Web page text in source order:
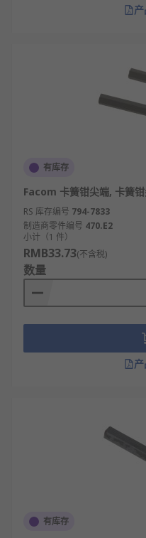
有库存
Facom 卡簧钳尖端, 卡簧
RS 库存编号 794-7833
制造商零件编号 470.E2
小计（1 件）
RMB33.73(不含税)
数量
有库存